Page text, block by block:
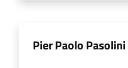
Pier Paolo Pasolini